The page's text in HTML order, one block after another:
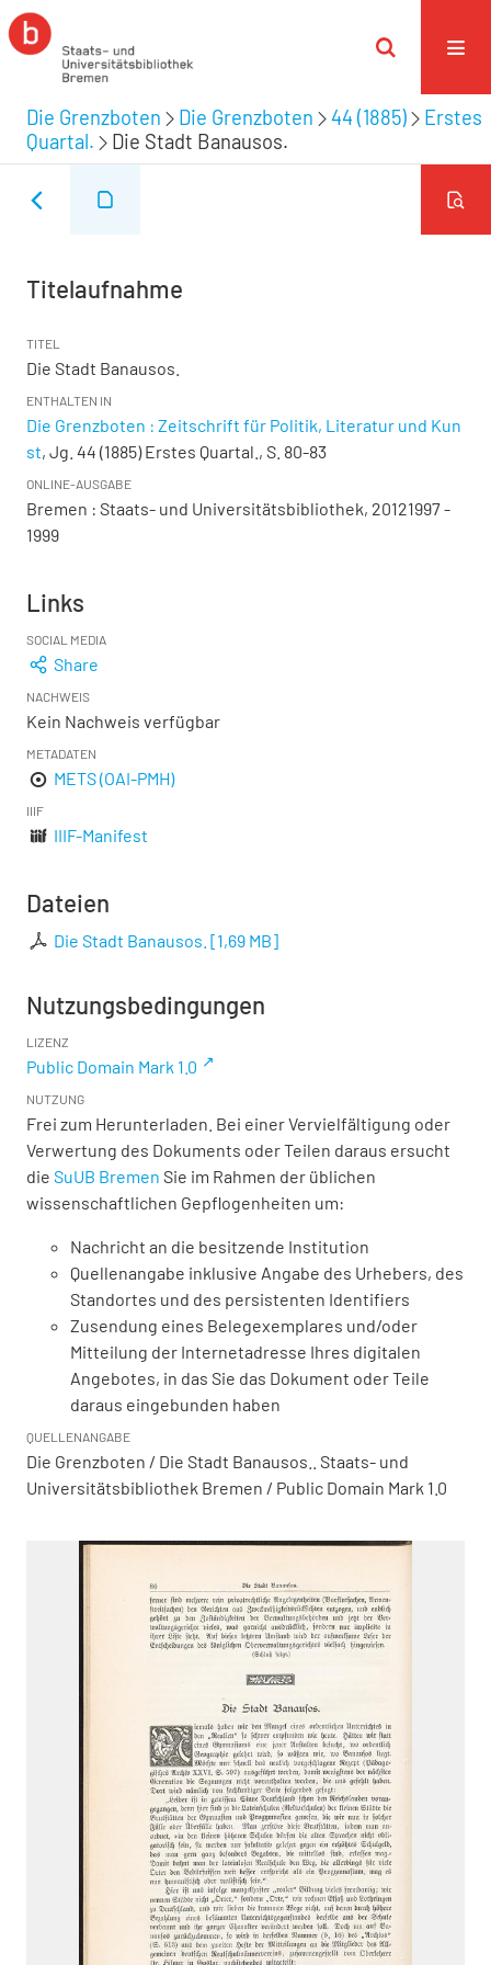
Die Grenzboten Die Grenzboten 44 (1885)
Erstes
Quartal.
Die Stadt Banausos.
Titelaufnahme
TITEL
Die Stadt Banausos.
ENTHALTEN IN
Die Grenzboten : Zeitschrift für Politik, Literatur und Kun
st, Jg. 44 (1885) Erstes Quartal., S. 80-83
ONLINE-AUSGABE
Bremen : Staats- und Universitätsbibliothek, 20121997 -
1999
Links
SOCIAL MEDIA
Share
NACHWEIS
Kein Nachweis verfügbar
METADATEN
METS (OAI-PMH)
IIIF
IIIF-Manifest
Dateien
Die Stadt Banausos. [1,69 MB]
Nutzungsbedingungen
LIZENZ
Public Domain Mark 1.0
NUTZUNG
Frei zum Herunterladen. Bei einer Vervielfältigung oder
Verwertung des Dokuments oder Teilen daraus ersucht
die SuUB Bremen Sie im Rahmen der üblichen
wissenschaftlichen Gepflogenheiten um:
Nachricht an die besitzende Institution
Quellenangabe inklusive Angabe des Urhebers, des
Standortes und des persistenten Identifiers
Zusendung eines Belegexemplares und/oder
Mitteilung der Internetadresse Ihres digitalen
Angebotes, in das Sie das Dokument oder Teile
daraus eingebunden haben
QUELLENANGABE
Die Grenzboten / Die Stadt Banausos.. Staats- und
Universitätsbibliothek Bremen / Public Domain Mark 1.0